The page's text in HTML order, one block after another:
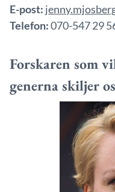
E-post:
Telefon:070-547 29
Forskaren som
generna skiljer